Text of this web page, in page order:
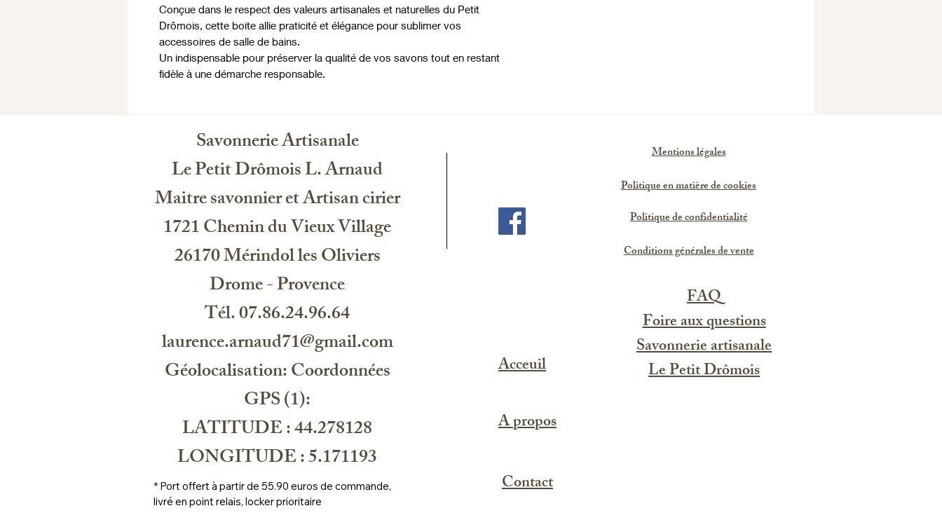
Conçue dans le respect des valeurs artisanales et naturelles du Petit
Drômois, cette boite allie praticité et élégance pour sublimer vos
accessoires de salle de bains.
Un indispensable pour préserver la qualité de vos savons tout en restant
fidèle à une démarche responsable.
Savonnerie Artisanale
Le Petit Drômois L. Arnaud
Maitre savonnier et Artisan cirier
1721 Chemin du Vieux Village
26170 Mérindol les Oliviers
Drome - Provence
Tél. 07.86.24.96.64
laurence.arnaud71@gmail.com
Géolocalisation: Coordonnées
GPS (1):
LATITUDE : 44.278128
LONGITUDE : 5.171193
* Port offert à partir de 55.90 euros de commande,
livré en point relais, locker prioritaire
Mentions légales
Politique en matière de cookies
Politique de confidentialité
Conditions générales de vente
Acceuil
FAQ
Foire aux questions
Savonnerie artisanale
Le Petit Drômois
A propos
Contact